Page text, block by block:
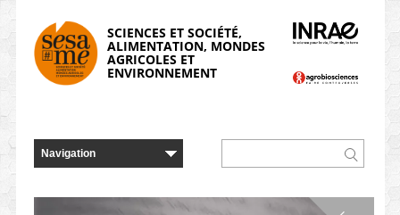
SCIENCES ET SOCIÉTÉ,
ALIMENTATION, MONDES
AGRICOLES ET
ENVIRONNEMENT